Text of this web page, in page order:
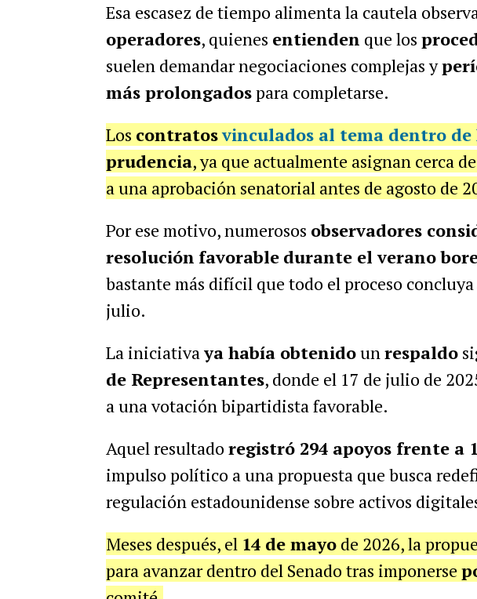
Esa escasez de tiempo alimenta la cautela
operadores, quienes entienden que los
suelen demandar negociaciones complejas y
más prolongadospara completarse.
Los contratosvinculados al tema dentro de
prudencia, ya que actualmente asignan cerca
a una aprobación senatorial antes de agosto de
Por ese motivo, numerosos observadores
resolución favorable durante el verano
bastante más difícil que todo el proceso
julio.
La iniciativaya había obtenidounrespaldo
de Representantes, donde el 17 de julio de
a una votación bipartidista favorable.
Aquel resultado registró 294 apoyos frente a
impulso político a una propuesta que busca
regulación estadounidense sobre activos
Meses después, el 14 de mayode 2026, la
para avanzar dentro del Senado tras imponerse